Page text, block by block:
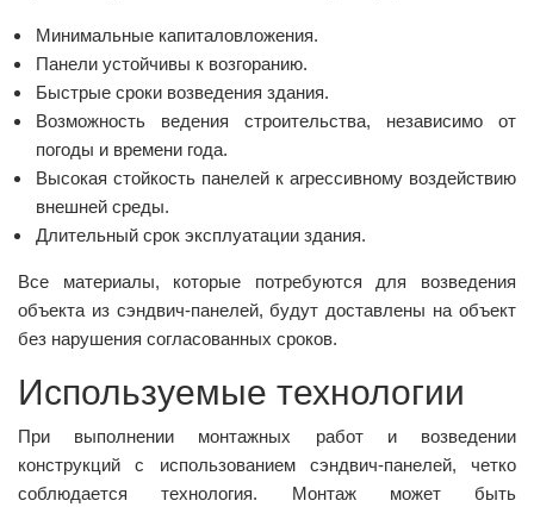
Минимальные капиталовложения.
Панели устойчивы к возгоранию.
Быстрые сроки возведения здания.
Возможность ведения строительства, независимо от
погоды и времени года.
Высокая стойкость панелей к агрессивному воздействию
внешней среды.
Длительный срок эксплуатации здания.
Все материалы, которые потребуются для возведения
объекта из сэндвич-панелей, будут доставлены на объект
без нарушения согласованных сроков.
Используемые технологии
При выполнении монтажных работ и возведении
конструкций с использованием сэндвич-панелей, четко
соблюдается технология. Монтаж может быть